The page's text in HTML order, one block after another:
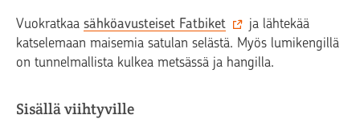
Vuokratkaa sähköavusteiset Fatbiket
ja lähtekää
katselemaan maisemia satulan selästä. Myös lumikengillä
on tunnelmallista kulkea metsässä ja hangilla.
Sisällä viihtyville